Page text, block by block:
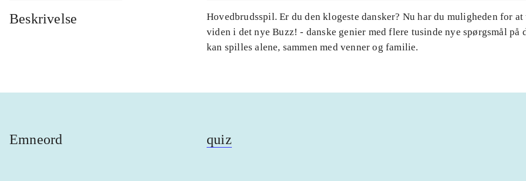
Beskrivelse
Hovedbrudsspil. Er du den klogeste dansker? Nu har du muligheden for at
viden i det nye Buzz! - danske genier med flere tusinde nye spørgsmål på
kan spilles alene, sammen med venner og familie.
Emneord quiz